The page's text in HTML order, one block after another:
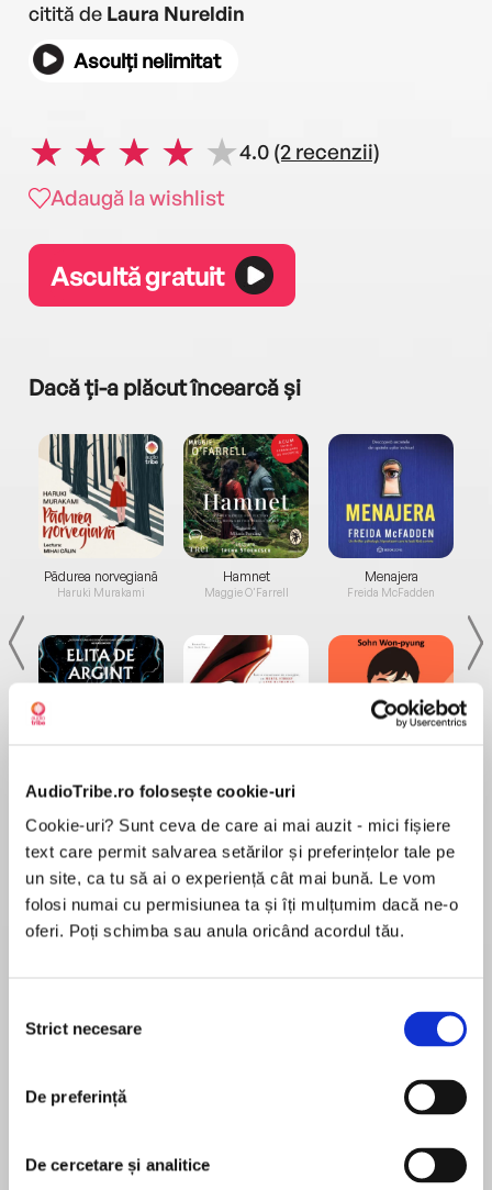
AudioTribe.ro folosește cookie-uri
Cookie-uri? Sunt ceva de care ai mai auzit - mici fișiere
text care permit salvarea setărilor și preferințelor tale pe
un site, ca tu să ai o experiență cât mai bună. Le vom
folosi numai cu permisiunea ta și îți mulțumim dacă ne-o
oferi. Poți schimba sau anula oricând acordul tău.
consimțământului
Strict necesare
De preferință
De cercetare și analitice
citită de Laura Nureldin
Asculți nelimitat
4.0 (2 recenzii)
Adaugă la wishlist
Ascultă gratuit
Dacă ți-a plăcut încearcă și
Pădurea norvegiană
Haruki Murakami
de...
Dani Francis
Hamnet
Maggie O'Farrell
la...
Lauren Weisberger
Menajera
Freida McFadden
Desprecarte
sacrificăm libertatea, forța de gândire,
satisface o piață capitalistă care nu ține cont
În cartea de față, câștigătoare a numeroase
premii și una dintre preferatele fostului
MAI MULT
În acest moment nu există recenzii